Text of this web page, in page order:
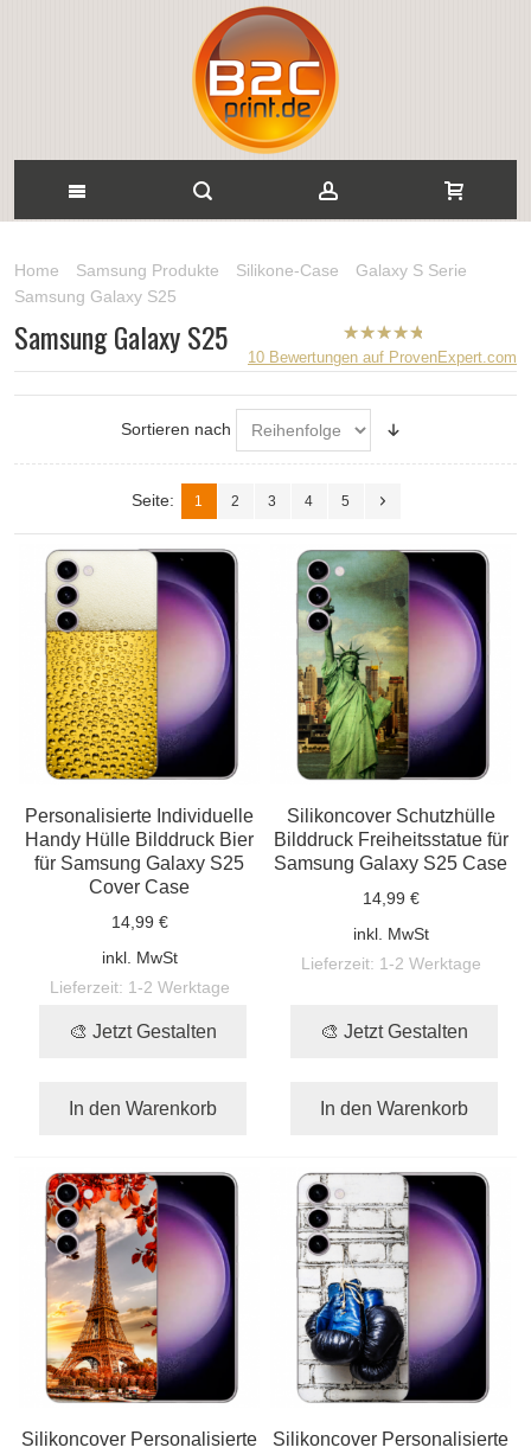
Home Samsung Produkte Silikone-Case
Galaxy S Serie
Samsung Galaxy S25
B2CPrint
hat5von
5
Sternen |
10 Bewertungen auf ProvenExpert.com
Samsung Galaxy S25
Sortieren nach
Seite: 1 2 3 4 5
Personalisierte Individuelle
Handy Hülle Bilddruck Bier
für Samsung Galaxy S25
Cover Case
14,99 €
inkl. MwSt
Lieferzeit: 1-2 Werktage
🎨 Jetzt Gestalten
In den Warenkorb
Silikoncover Schutzhülle
Bilddruck Freiheitsstatue für
Samsung Galaxy S25 Case
14,99 €
inkl. MwSt
Lieferzeit: 1-2 Werktage
🎨 Jetzt Gestalten
In den Warenkorb
Silikoncover Personalisierte
Silikoncover Personalisierte